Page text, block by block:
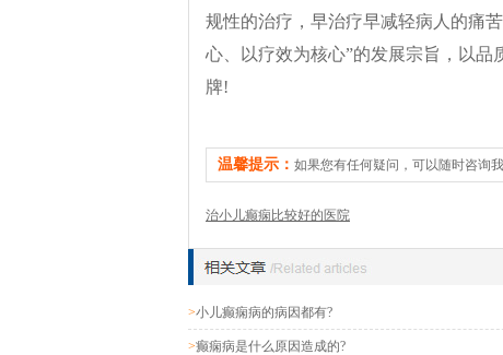
规性的治疗，早治疗早减轻病人的痛
心、以疗效为核心”的发展宗旨，以
牌!
温馨提示： 如果您有任何疑问，可以随时咨询
治小儿癫痫比较好的医院
>小儿癫痫病的病因都有?
>癫痫病是什么原因造成的?